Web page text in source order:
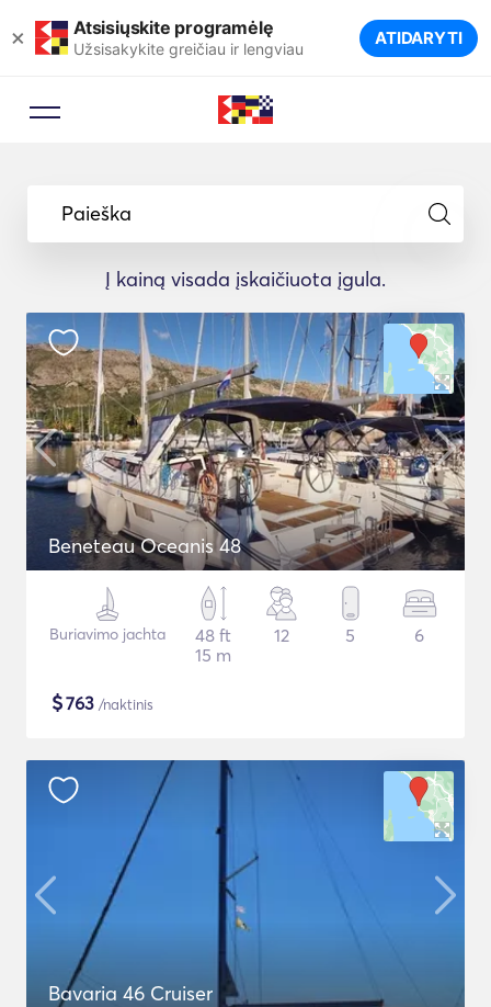
× Atsisiųskite programėlę
Užsisakykite greičiau ir lengviau ATIDARYTI
Paieška
Į kainą visada įskaičiuota įgula.
Beneteau Oceanis 48
Buriavimo jachta
48 ft
15 m
12 5 6
$763 /naktinis
Bavaria 46 Cruiser
Leiskite kelionių ekspertui pasiūlyti
idealias jachtas jūsų kelionei.